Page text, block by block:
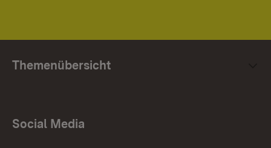
Themenübersicht
Social Media